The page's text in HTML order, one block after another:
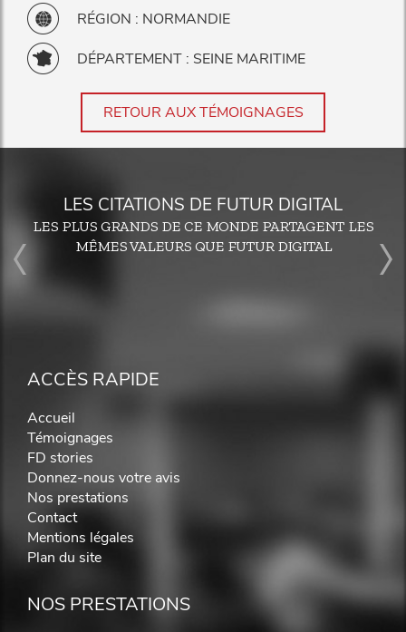
RÉGION : NORMANDIE
DÉPARTEMENT : SEINE MARITIME
RETOUR AUX TÉMOIGNAGES
LES CITATIONS DE FUTUR DIGITAL
LES PLUS GRANDS DE CE MONDE PARTAGENT LES
MÊMES VALEURS QUE FUTUR DIGITAL
ACCÈS RAPIDE
Accueil
Témoignages
FD stories
Donnez-nous votre avis
Nos prestations
Contact
Mentions légales
Plan du site
NOS PRESTATIONS